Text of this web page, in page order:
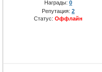
Награды: 0
Репутация: 2
Статус: Оффлайн